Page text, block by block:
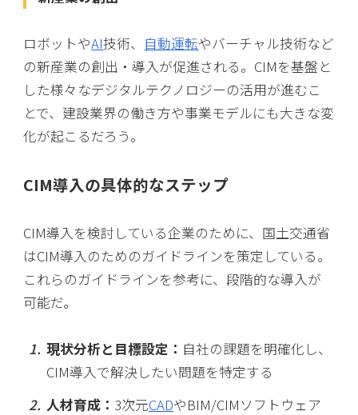
ロボットやAI技術、 自動運転やバーチャル技術など
の新産業の創出・導入が促進される。CIMを基盤と
した様々なデジタルテクノロジーの活用が進むこ
とで、建設業界の働き方や事業モデルにも大きな変
化が起こるだろう。
CIM導入の具体的なステップ
CIM導入を検討している企業のために、国土交通省
はCIM導入のためのガイドラインを策定している。
これらのガイドラインを参考に、段階的な導入が
可能だ。
現状分析と目標設定： 自社の課題を明確化し、
CIM導入で解決したい問題を特定する
人材育成： 3次元CADやBIM/CIMソフトウェア